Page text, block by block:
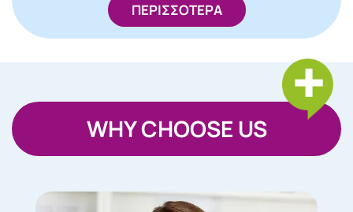
ΠΕΡΙΣΣΟΤΕΡΑ
WHY CHOOSE US